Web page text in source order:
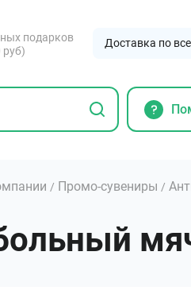
подарков
руб)
Доставка по
/ Промо-сувениры /